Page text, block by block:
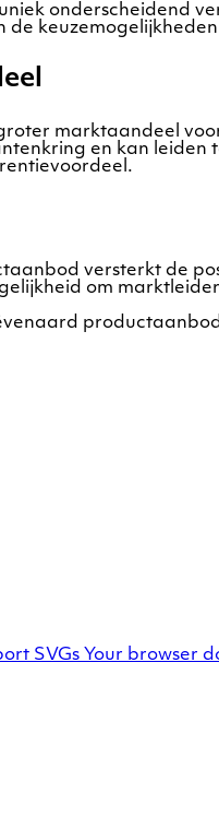
onderscheidend
marktaandeel
en kan
versterkt de
om
SVGs Facebook
Your browser